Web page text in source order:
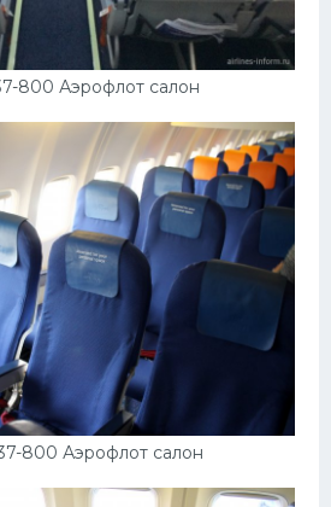
800 Аэрофлот салон
800 Аэрофлот салон